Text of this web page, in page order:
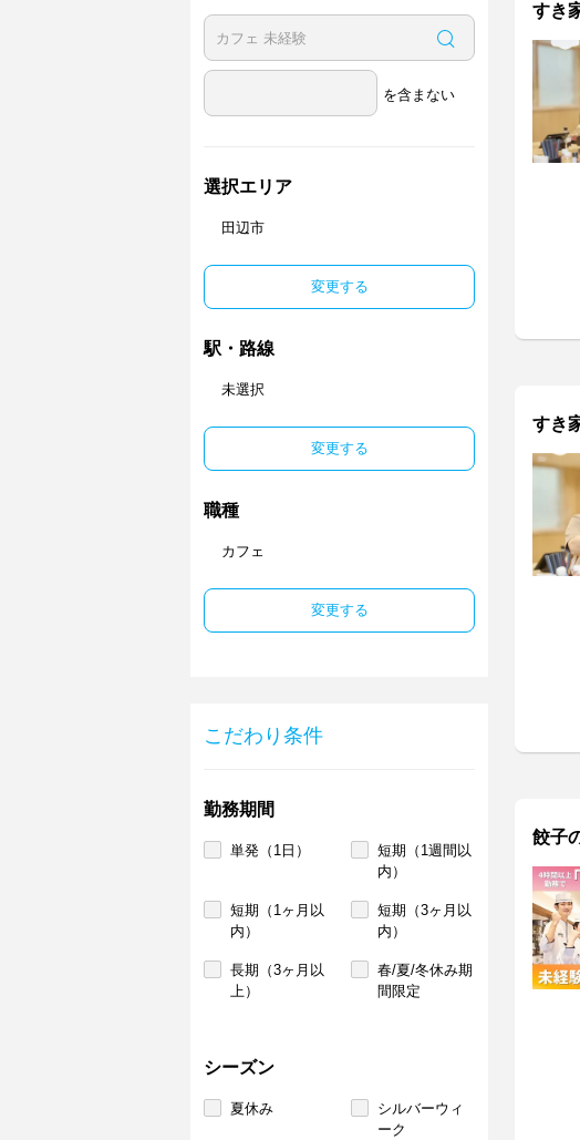
を含まない
選択エリア
田辺市
変更する
駅・路線
未選択
変更する
職種
カフェ
変更する
こだわり条件
勤務期間
単発（1日）
短期（1週間以
内）
短期（1ヶ月以
内）
短期（3ヶ月以
内）
長期（3ヶ月以
上）
春/夏/冬休み期
間限定
シーズン
夏休み
シルバーウィ
ーク
すき
すき
餃子